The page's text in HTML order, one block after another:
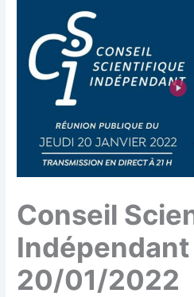
Conseil
20/01/2022